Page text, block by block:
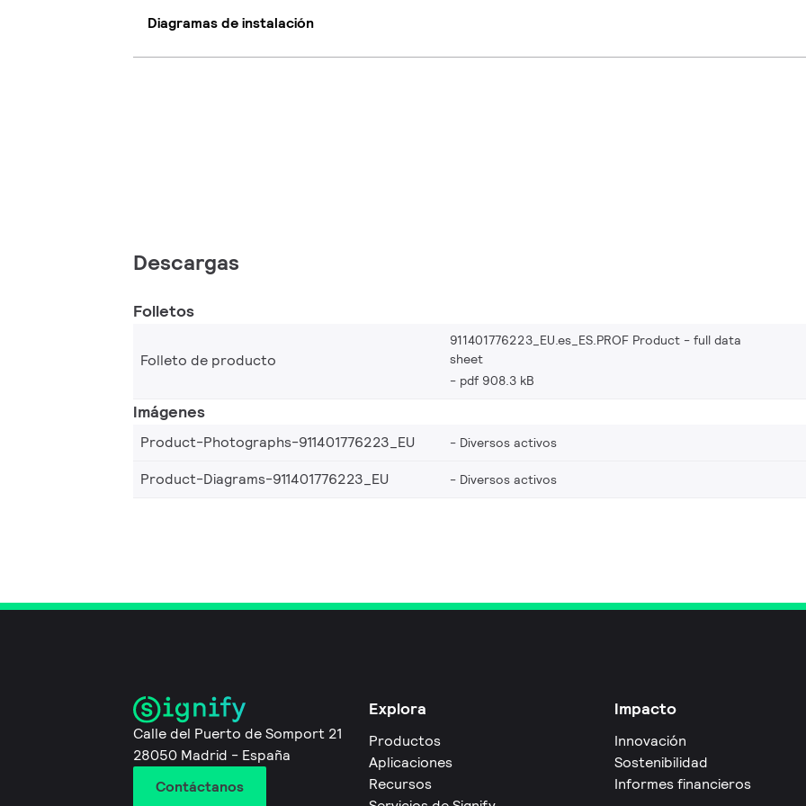
Diagramas de instalación
Descargas
Folletos
Folleto de producto
911401776223_EU.es_ES.PROF Product - full data
sheet
pdf 908.3 kB
Imágenes
Product-Photographs-911401776223_EU Diversos activos
Product-Diagrams-911401776223_EU Diversos activos
Calle del Puerto de Somport 21
28050 Madrid - España
Contáctanos
Explora
Productos
Aplicaciones
Recursos
Impacto
Innovación
Sostenibilidad
Informes financieros